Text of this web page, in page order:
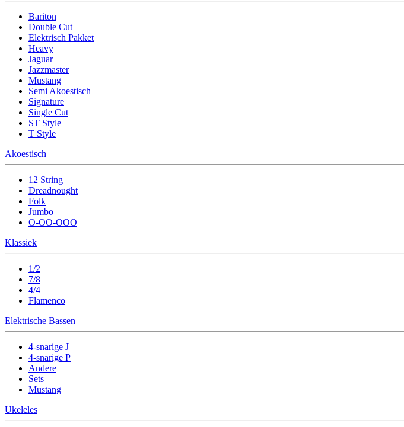
Bariton
Double Cut
Elektrisch Pakket
Heavy
Jaguar
Jazzmaster
Mustang
Semi Akoestisch
Signature
Single Cut
ST Style
T Style
Akoestisch
12 String
Dreadnought
Folk
Jumbo
O-OO-OOO
Klassiek
1/2
7/8
4/4
Flamenco
Elektrische Bassen
4-snarige J
4-snarige P
Andere
Sets
Mustang
Ukeleles